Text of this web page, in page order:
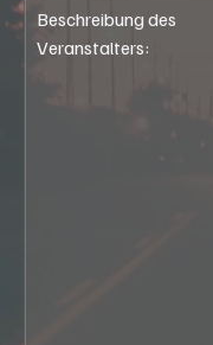
Beschreibung des
Veranstalters: